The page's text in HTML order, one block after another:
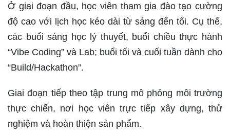
Ở giai đoạn đầu, học viên tham gia đào tạo cường
độ cao với lịch học kéo dài từ sáng đến tối. Cụ thể,
các buổi sáng học lý thuyết, buổi chiều thực hành
“Vibe Coding” và Lab; buổi tối và cuối tuần dành cho
“Build/Hackathon”.
Giai đoạn tiếp theo tập trung mô phỏng môi trường
thực chiến, nơi học viên trực tiếp xây dựng, thử
nghiệm và hoàn thiện sản phẩm.